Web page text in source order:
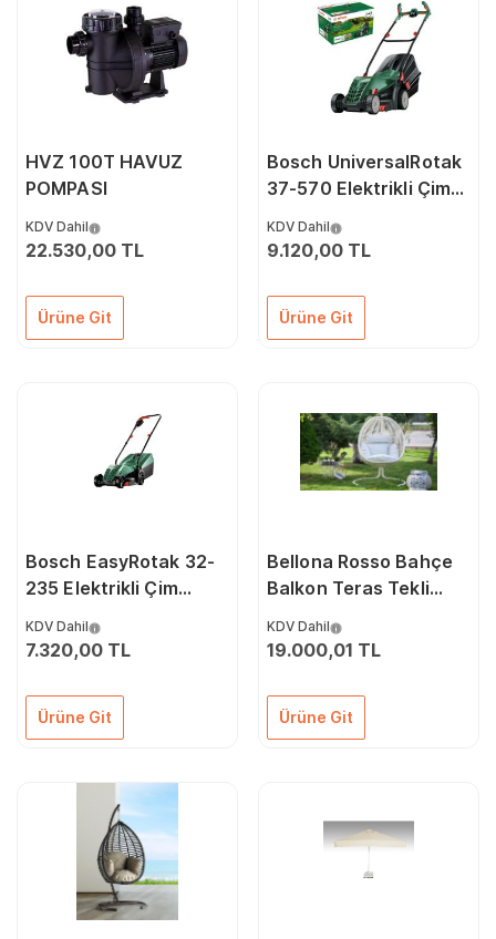
HVZ 100T HAVUZ
POMPASI
KDV Dahil
22.530,00 TL
Ürüne Git
Bosch UniversalRotak
37-570 Elektrikli Çim
Watt - 37 cm Kesme
KDV Dahil
9.120,00 TL
Ürüne Git
Bosch EasyRotak 32-
235 Elektrikli Çim
cm Kesme Genişliği) -
KDV Dahil
7.320,00 TL
Ürüne Git
Bellona Rosso Bahçe
Balkon Teras Tekli
KDV Dahil
19.000,01 TL
Ürüne Git